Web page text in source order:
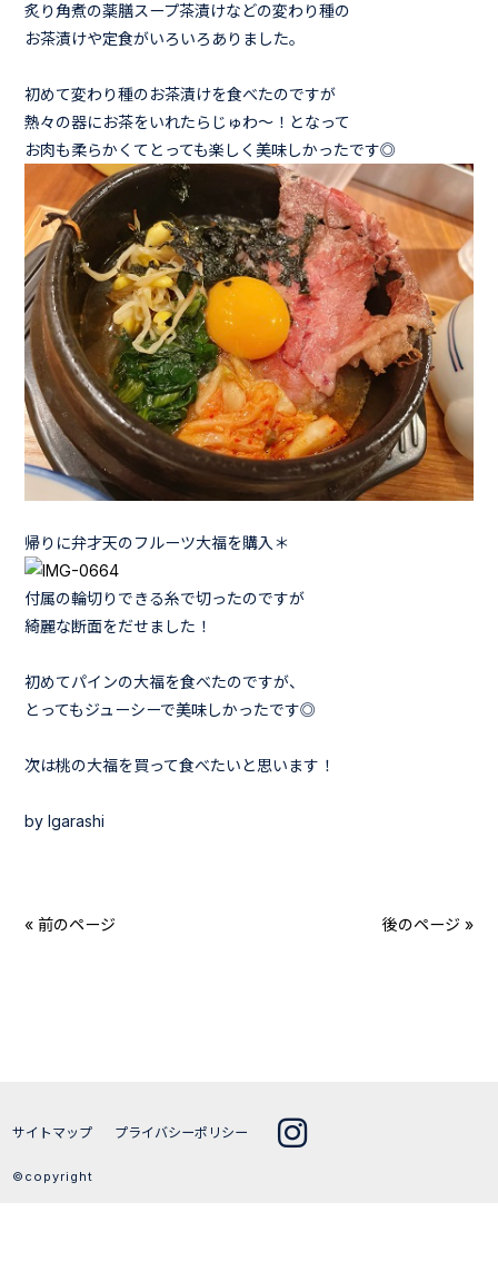
炙り角煮の薬膳スープ茶漬けなどの変わり種の
お茶漬けや定食がいろいろありました。
初めて変わり種のお茶漬けを食べたのですが
熱々の器にお茶をいれたらじゅわ～！となって
お肉も柔らかくてとっても楽しく美味しかったです◎
帰りに弁才天のフルーツ大福を購入＊
付属の輪切りできる糸で切ったのですが
綺麗な断面をだせました！
初めてパインの大福を食べたのですが、
とってもジューシーで美味しかったです◎
次は桃の大福を買って食べたいと思います！
by Igarashi
« 前のページ 後のページ »
サイトマップ プライバシーポリシー
©copyright